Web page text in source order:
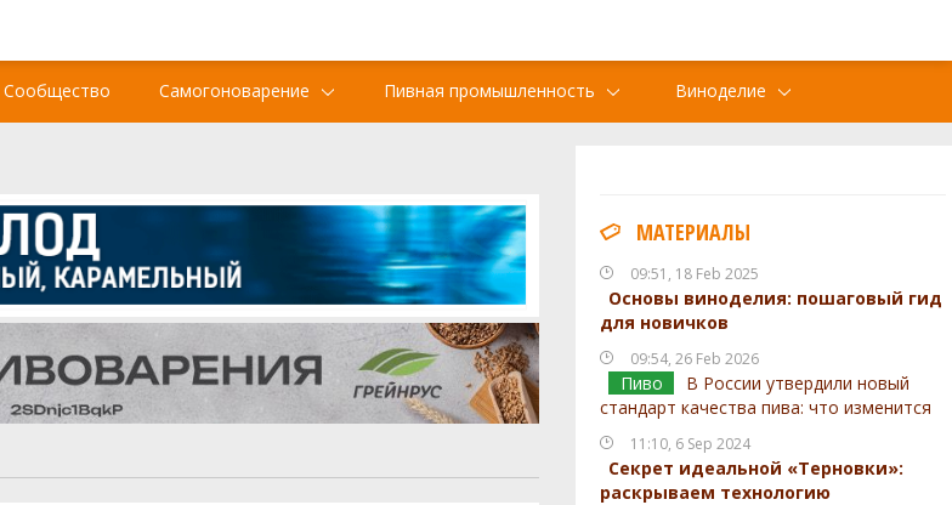
Сообщество Самогоноварение Пивная промышленность Виноделие
МАТЕРИАЛЫ
09:51, 18 Feb 2025
Основы виноделия: пошаговый гид
для новичков
09:54, 26 Feb 2026
Пиво
В России утвердили новый
стандарт качества пива: что изменится
11:10, 6 Sep 2024
Секрет идеальной «Терновки»:
раскрываем технологию